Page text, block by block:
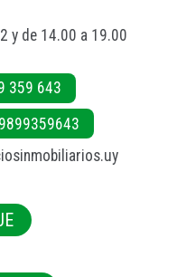
y de 14.00 a 19.00
359 643